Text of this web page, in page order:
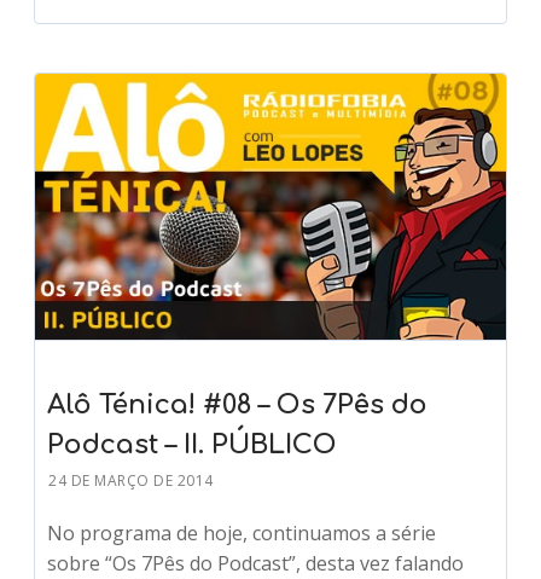
Alô Ténica! #08 – Os 7Pês do
Podcast – II. PÚBLICO
24 DE MARÇO DE 2014
No programa de hoje, continuamos a série
sobre “Os 7Pês do Podcast”, desta vez falando